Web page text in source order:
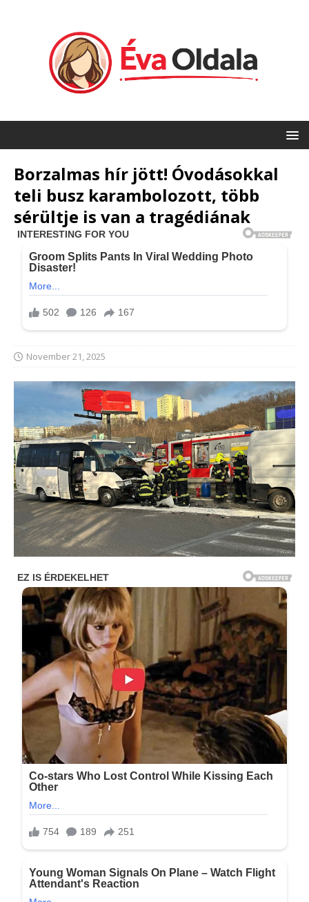
Borzalmas hír jött! Óvodásokkal
teli busz karambolozott, több
sérültje is van a tragédiának
November 21, 2025